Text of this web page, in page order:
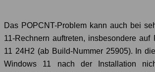
Das POPCNT-Problem kann auch bei
11-Rechnern auftreten, insbesondere
11 24H2 (ab Build-Nummer 25905). In
Windows 11 nach der Installation